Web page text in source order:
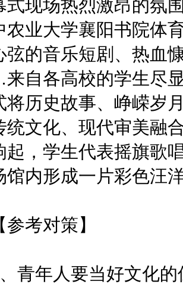
式现场热烈激昂的氛
农业大学襄阳书院体
弦的音乐短剧、热血
自各高校的学生尽
将历史故事、峥嵘岁
统文化、现代审美融
起，学生代表摇旗歌
馆内形成一片彩色汪
考对策】
年人要当好文化的